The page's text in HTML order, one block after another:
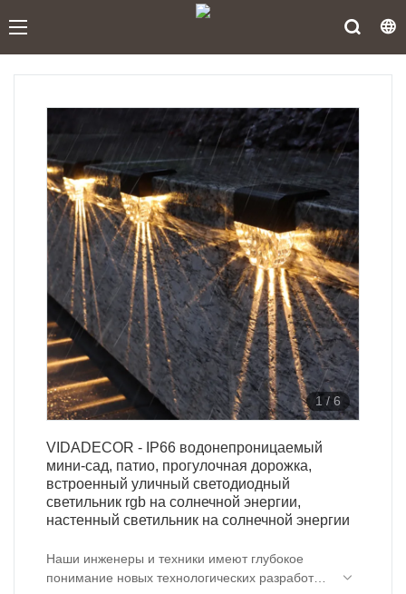
1 /6
VIDADECOR - IP66 водонепроницаемый
мини-сад, патио, прогулочная дорожка,
встроенный уличный светодиодный
светильник rgb на солнечной энергии,
настенный светильник на солнечной энергии
Наши инженеры и техники имеют глубокое
понимание новых технологических разработок.